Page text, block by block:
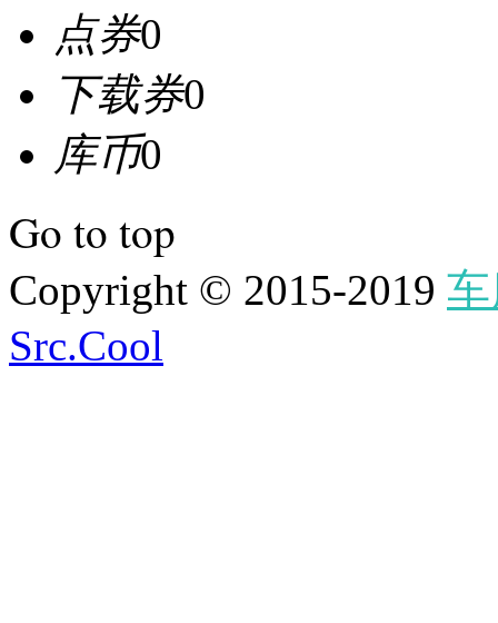
点券0
下载券0
库币0
Go to top
Copyright © 2015-2019
Src.Cool